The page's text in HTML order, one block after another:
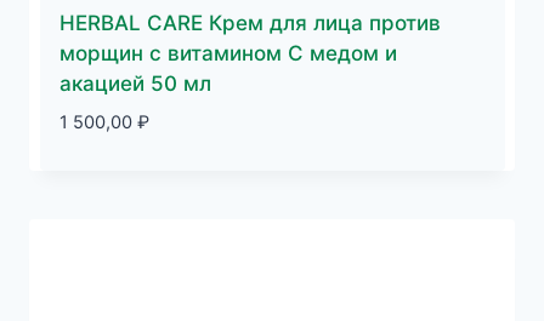
HERBAL CARE Крем для лица против
морщин с витамином С медом и
акацией 50 мл
1 500,00 ₽